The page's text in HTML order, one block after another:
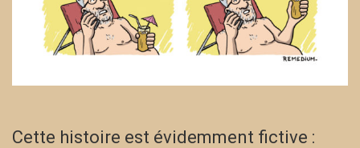
Cette histoire est évidemment fictive :